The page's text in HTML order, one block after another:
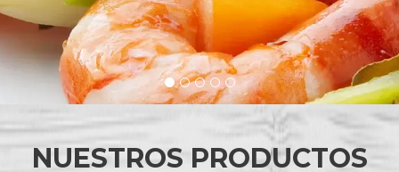
NUESTROS PRODUCTOS